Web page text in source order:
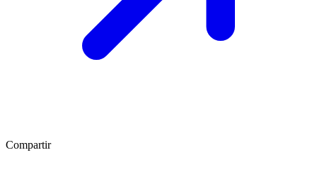
Compartir